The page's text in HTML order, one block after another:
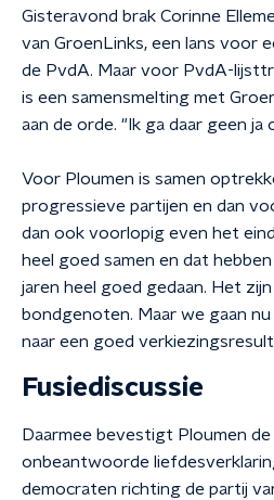
Gisteravond brak Corinne
van GroenLinks, een lans voor
de PvdA. Maar voor PvdA-
is een samensmelting met
aan de orde. "Ik ga daar geen ja
Voor Ploumen is samen
progressieve partijen en dan
dan ook voorlopig even het
heel goed samen en dat
jaren heel goed gedaan. Het
bondgenoten. Maar we gaan
naar een goed
Fusiediscussie
Daarmee bevestigt Ploumen de
onbeantwoorde
democraten richting de partij